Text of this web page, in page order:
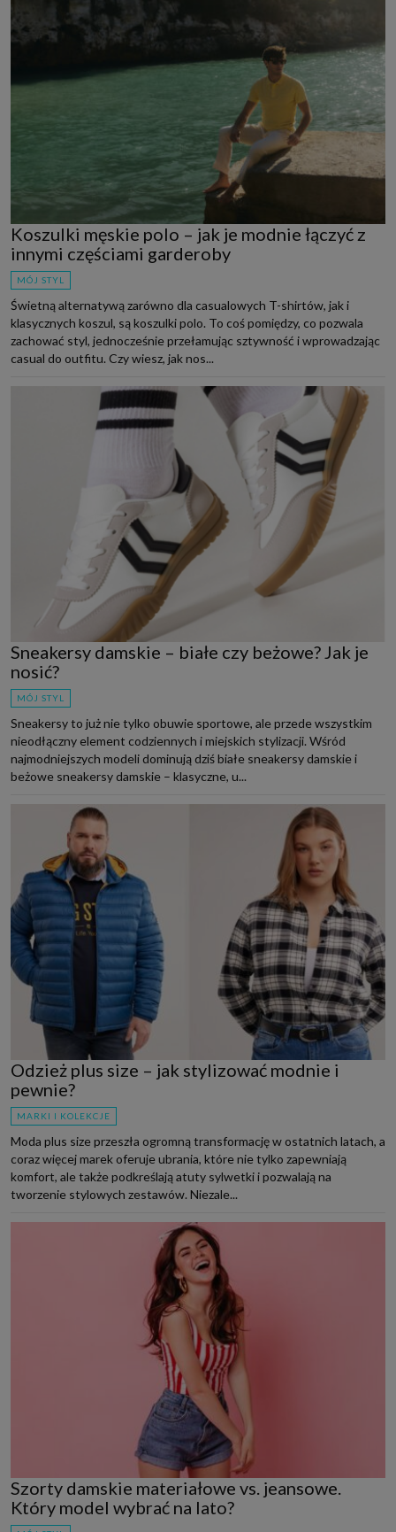
Koszulki męskie polo – jak je modnie łączyć z
innymi częściami garderoby
MÓJ STYL
Świetną alternatywą zarówno dla casualowych T-shirtów, jak i
klasycznych koszul, są koszulki polo. To coś pomiędzy, co pozwala
zachować styl, jednocześnie przełamując sztywność i wprowadzając
casual do outfitu. Czy wiesz, jak nos...
Sneakersy damskie – białe czy beżowe? Jak je
nosić?
MÓJ STYL
Sneakersy to już nie tylko obuwie sportowe, ale przede wszystkim
nieodłączny element codziennych i miejskich stylizacji. Wśród
najmodniejszych modeli dominują dziś białe sneakersy damskie i
beżowe sneakersy damskie – klasyczne, u...
Odzież plus size – jak stylizować modnie i
pewnie?
MARKI I KOLEKCJE
Moda plus size przeszła ogromną transformację w ostatnich latach, a
coraz więcej marek oferuje ubrania, które nie tylko zapewniają
komfort, ale także podkreślają atuty sylwetki i pozwalają na
tworzenie stylowych zestawów. Niezale...
Szorty damskie materiałowe vs. jeansowe.
Który model wybrać na lato?